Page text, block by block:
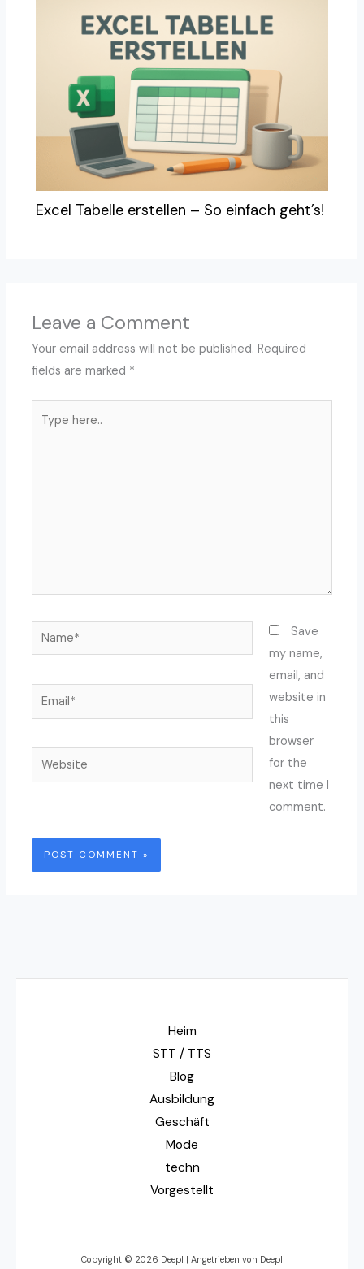
Excel Tabelle erstellen – So einfach geht’s!
Leave a Comment
Your email address will not be published. Required
fields are marked *
here..
Name*
Email*
Website
Save
my name,
email, and
website in
this
browser
for the
next time I
comment.
Heim
STT / TTS
Blog
Ausbildung
Geschäft
Mode
techn
Vorgestellt
Copyright © 2026 Deepl | Angetrieben von Deepl